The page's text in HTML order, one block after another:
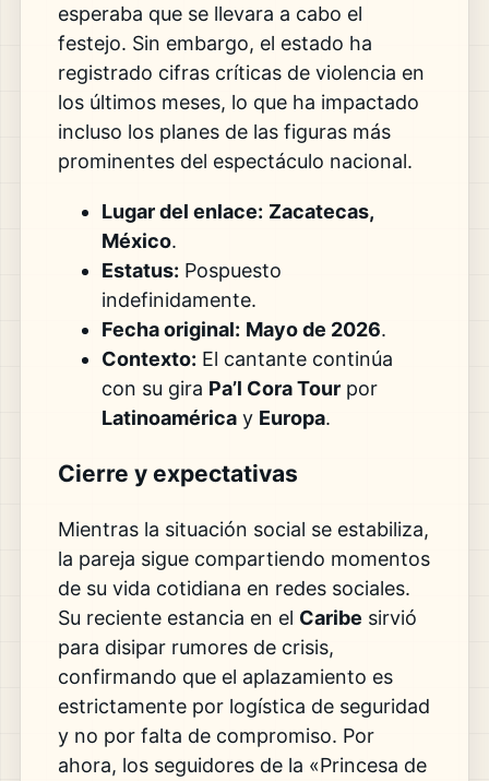
esperaba que se llevara a cabo el
festejo. Sin embargo, el estado ha
registrado cifras críticas de violencia en
los últimos meses, lo que ha impactado
incluso los planes de las figuras más
prominentes del espectáculo nacional.
Lugar del enlace: Zacatecas,
México.
Estatus: Pospuesto
indefinidamente.
Fecha original: Mayo de 2026.
Contexto: El cantante continúa
con su gira Pa’l Cora Tourpor
Latinoaméricay Europa.
Cierre y expectativas
Mientras la situación social se estabiliza,
la pareja sigue compartiendo momentos
de su vida cotidiana en redes sociales.
Su reciente estancia en el Caribe sirvió
para disipar rumores de crisis,
confirmando que el aplazamiento es
estrictamente por logística de seguridad
y no por falta de compromiso. Por
ahora, los seguidores de la «Princesa de